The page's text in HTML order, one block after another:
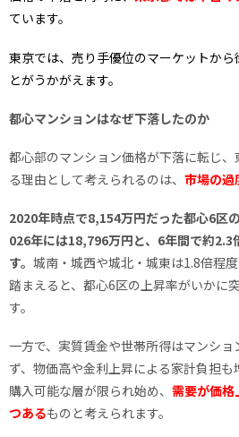
ています。
東京では、売り手優位のマーケットか
とがうかがえます。
都心マンションはなぜ下落したのか
都心部のマンション価格が下落に転じ
る理由として考えられるのは、 市場の過
2020年時点で8,154万円だった都心6区
026年には18,796万円と、6年間で約2.3
す。 城南・城西や城北・城東は1.8倍程
踏まえると、都心6区の上昇率がいかに
す。
一方で、実質賃金や世帯所得はマンシ
ず、物価高や金利上昇による家計負担も
購入可能な層が限られ始め、 需要が価格
つあるものと考えられます。